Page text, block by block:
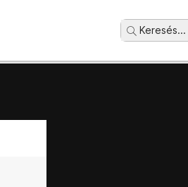
Keresés...